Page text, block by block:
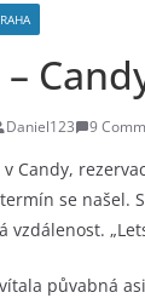
Daniel123 9
Candy,
se našel.
vzdálenost.
půvabná